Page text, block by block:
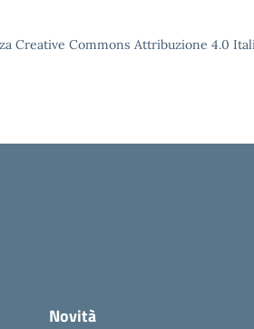
Creative Commons Attribuzione 4.0
Novità